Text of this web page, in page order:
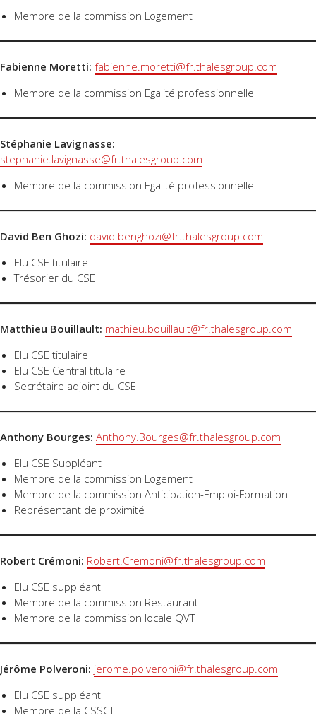
Membre de la commission Logement
Fabienne Moretti: fabienne.moretti@fr.thalesgroup.com
Membre de la commission Egalité professionnelle
Stéphanie Lavignasse:
stephanie.lavignasse@fr.thalesgroup.com
Membre de la commission Egalité professionnelle
David Ben Ghozi: david.benghozi@fr.thalesgroup.com
Elu CSE titulaire
Trésorier du CSE
Matthieu Bouillault: mathieu.bouillault@fr.thalesgroup.com
Elu CSE titulaire
Elu CSE Central titulaire
Secrétaire adjoint du CSE
Anthony Bourges: Anthony.Bourges@fr.thalesgroup.com
Elu CSE Suppléant
Membre de la commission Logement
Membre de la commission Anticipation-Emploi-Formation
Représentant de proximité
Robert Crémoni: Robert.Cremoni@fr.thalesgroup.com
Elu CSE suppléant
Membre de la commission Restaurant
Membre de la commission locale QVT
Jérôme Polveroni: jerome.polveroni@fr.thalesgroup.com
Elu CSE suppléant
Membre de la CSSCT